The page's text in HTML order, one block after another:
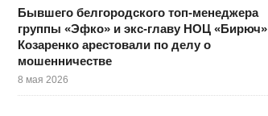
Бывшего белгородского топ-менеджера
группы «Эфко» и экс-главу НОЦ «Бирюч»
Козаренко арестовали по делу о
мошенничестве
8 мая 2026